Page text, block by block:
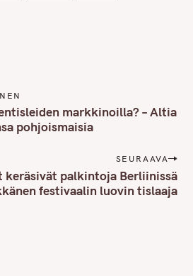
markkinoilla? – Altia
pohjoismaisia
SEURAAVA
keräsivät palkintoja Berliinissä
festivaalin luovin tislaaja